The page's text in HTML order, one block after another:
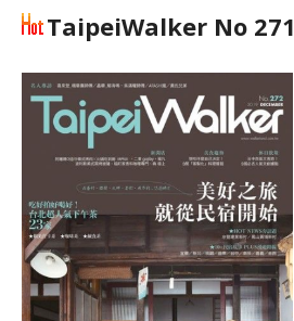
TaipeiWalker No 271